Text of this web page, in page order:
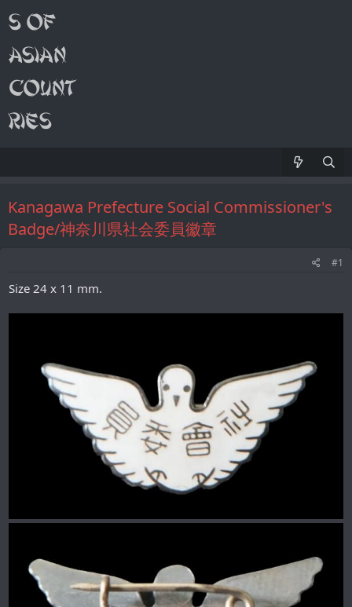
Kanagawa Prefecture Social Commissioner's
Badge/神奈川県社会委員徽章
#1
Size 24 x 11 mm.